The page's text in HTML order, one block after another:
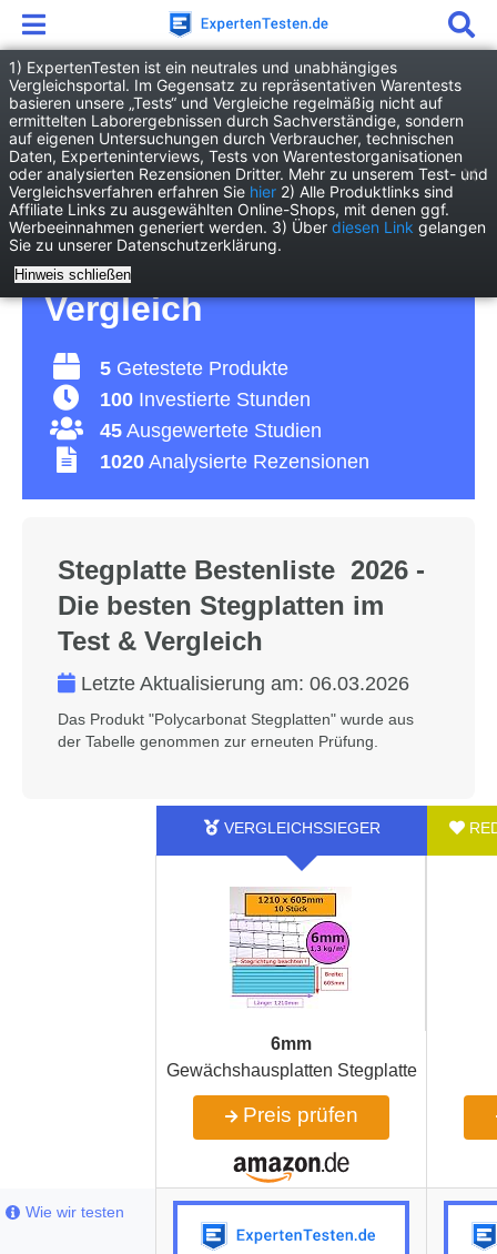
Heimwerken Haus Stegplatte
Stegplatte Test 2026 •
Die 5 besten
Stegplatten im
Vergleich
5 Getestete Produkte
100 Investierte Stunden
45 Ausgewertete Studien
1020 Analysierte Rezensionen
Stegplatte Bestenliste 2026 -
Die besten Stegplatten im
Test & Vergleich
Letzte Aktualisierung am: 06.03.2026
Das Produkt "Polycarbonat Stegplatten" wurde aus
der Tabelle genommen zur erneuten Prüfung.
6mm
Gewächshausplatten Stegplatte
Preis prüfen
Wie wir testen
1) ExpertenTesten ist ein neutrales und unabhängiges
Vergleichsportal. Im Gegensatz zu repräsentativen Warentests
basieren unsere „Tests“ und Vergleiche regelmäßig nicht auf
ermittelten Laborergebnissen durch Sachverständige, sondern
auf eigenen Untersuchungen durch Verbraucher, technischen
Daten, Experteninterviews, Tests von Warentestorganisationen
oder analysierten Rezensionen Dritter. Mehr zu unserem Test- und
Vergleichsverfahren erfahren Sie hier 2) Alle Produktlinks sind
Affiliate Links zu ausgewählten Online-Shops, mit denen ggf.
Werbeeinnahmen generiert werden. 3) Über diesen Link gelangen
Sie zu unserer Datenschutzerklärung.
Hinweis schließen